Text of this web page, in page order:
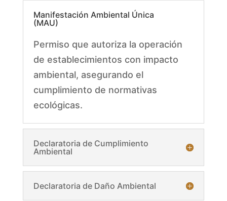
Manifestación Ambiental Única
(MAU)
Permiso que autoriza la operación
de establecimientos con impacto
ambiental, asegurando el
cumplimiento de normativas
ecológicas.
Declaratoria de Cumplimiento
Ambiental
Declaratoria de Daño Ambiental